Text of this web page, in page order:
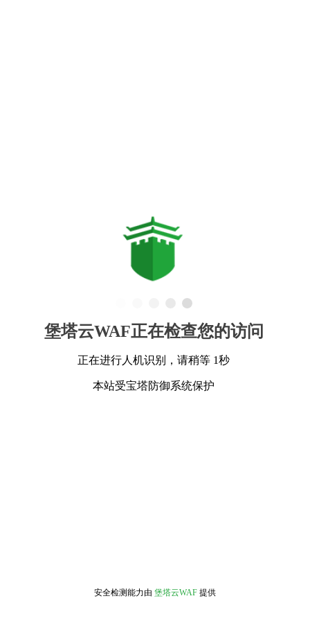
堡塔云WAF正在检查您的访问
正在进行人机识别，请稍等 1秒
本站受宝塔防御系统保护
安全检测能力由 堡塔云WAF 提供